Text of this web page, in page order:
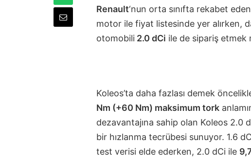
Renault‘nun orta sınıfta rekabet eden
motor ile fiyat listesinde yer alırken,
otomobili 2.0 dCi ile de sipariş etmek
Koleos’ta daha fazlası demek
Nm (+60 Nm) maksimum tork
dezavantajına sahip olan Koleos 2.0
bir hızlanma tecrübesi sunuyor. 1.6
test verisi elde ederken, 2.0 dCi ile